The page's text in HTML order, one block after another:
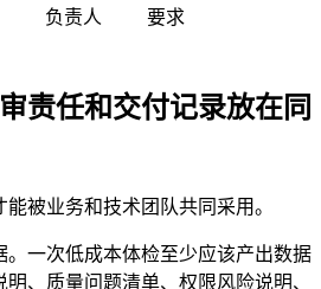
负责人
要求
责任和交付记录放在同
被业务和技术团队共同采用。
。一次低成本体检至少应该产出数据
、质量问题清单、权限风险说明、